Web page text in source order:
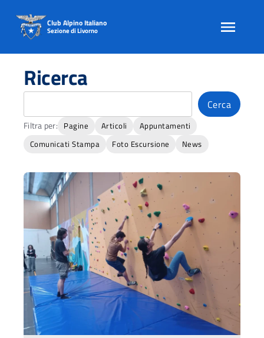
content
Club Alpino Italiano
Sezione di Livorno
Ricerca
Cerca
Filtra per: Pagine Articoli
Appuntamenti
Comunicati Stampa
Foto Escursione News